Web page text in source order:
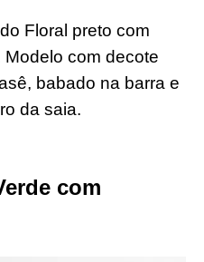
Floral preto com
com decote
babado na barra e
da saia.
com